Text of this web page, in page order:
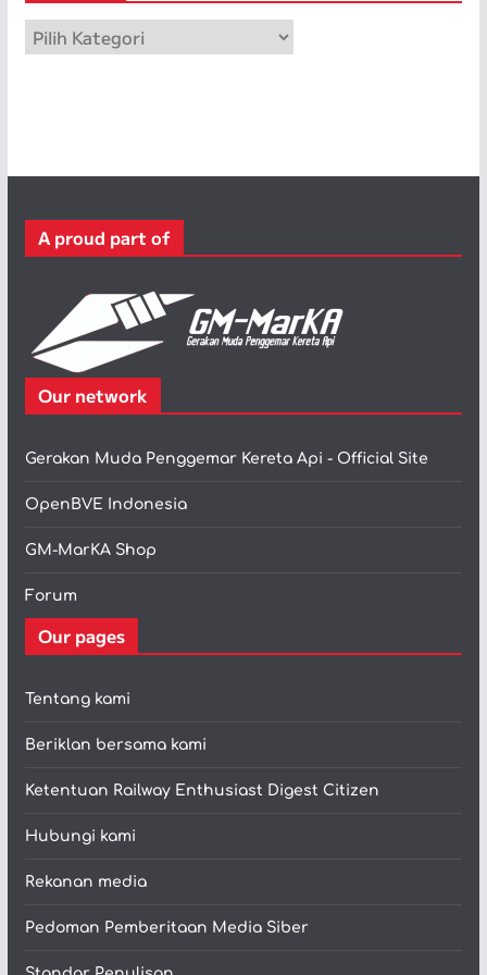
p
a
i
A proud part of
Our network
Gerakan Muda Penggemar Kereta Api - Official Site
OpenBVE Indonesia
GM-MarKA Shop
Forum
Our pages
Tentang kami
Beriklan bersama kami
Ketentuan Railway Enthusiast Digest Citizen
Hubungi kami
Rekanan media
Pedoman Pemberitaan Media Siber